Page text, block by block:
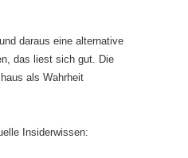
daraus eine alternative
das liest sich gut. Die
als Wahrheit
Insiderwissen: